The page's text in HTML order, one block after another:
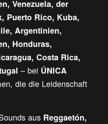
Venezuela, der
Puerto Rico, Kuba,
Argentinien,
Honduras,
Costa Rica,
– bei ÚNICA
die die Leidenschaft
aus Reggaetón,